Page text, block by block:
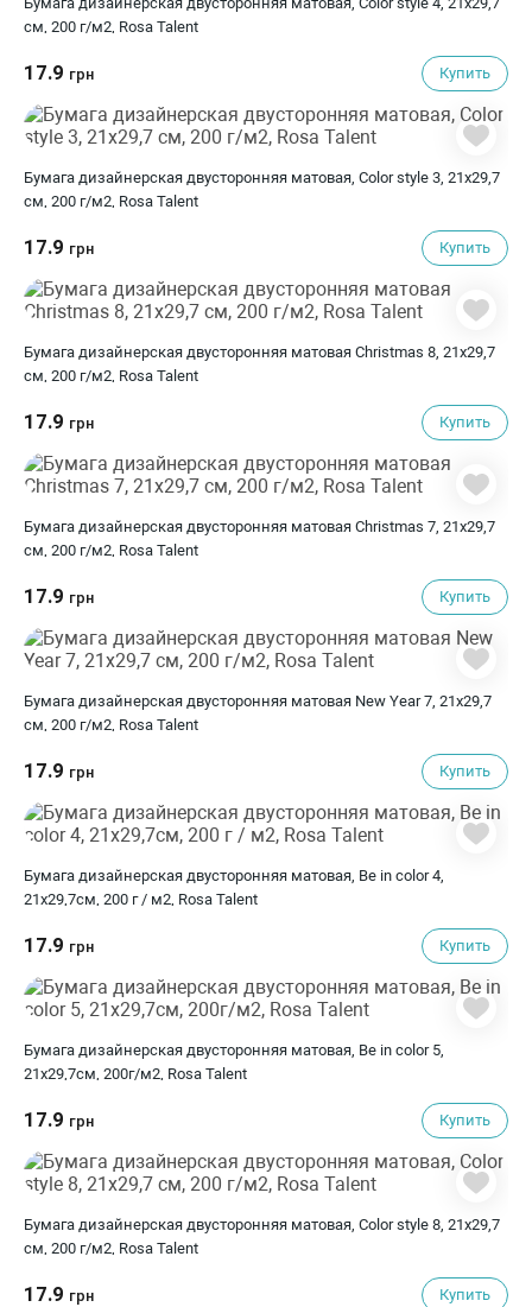
см, 200 г/м2, Rosa Talent
17.9 грн Купить
Бумага дизайнерская двусторонняя матовая, Color style 3, 21х29,7
см, 200 г/м2, Rosa Talent
17.9 грн Купить
Бумага дизайнерская двусторонняя матовая Christmas 8, 21х29,7
см, 200 г/м2, Rosa Talent
17.9 грн Купить
Бумага дизайнерская двусторонняя матовая Christmas 7, 21х29,7
см, 200 г/м2, Rosa Talent
17.9 грн Купить
Бумага дизайнерская двусторонняя матовая New Year 7, 21х29,7
см, 200 г/м2, Rosa Talent
17.9 грн Купить
Бумага дизайнерская двусторонняя матовая, Be in color 4,
21х29,7см, 200 г / м2, Rosa Talent
17.9 грн Купить
Бумага дизайнерская двусторонняя матовая, Be in color 5,
21х29,7см, 200г/м2, Rosa Talent
17.9 грн Купить
Бумага дизайнерская двусторонняя матовая, Color style 8, 21х29,7
см, 200 г/м2, Rosa Talent
17.9 грн Купить